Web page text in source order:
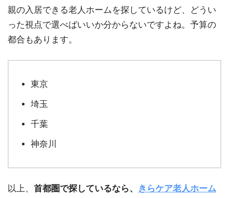
親の入居できる老人ホームを探しているけど、どうい
った視点で選べばいいか分からないですよね。予算の
都合もあります。
東京
埼玉
千葉
神奈川
以上、 首都圏で探しているなら、
きらケア老人ホーム